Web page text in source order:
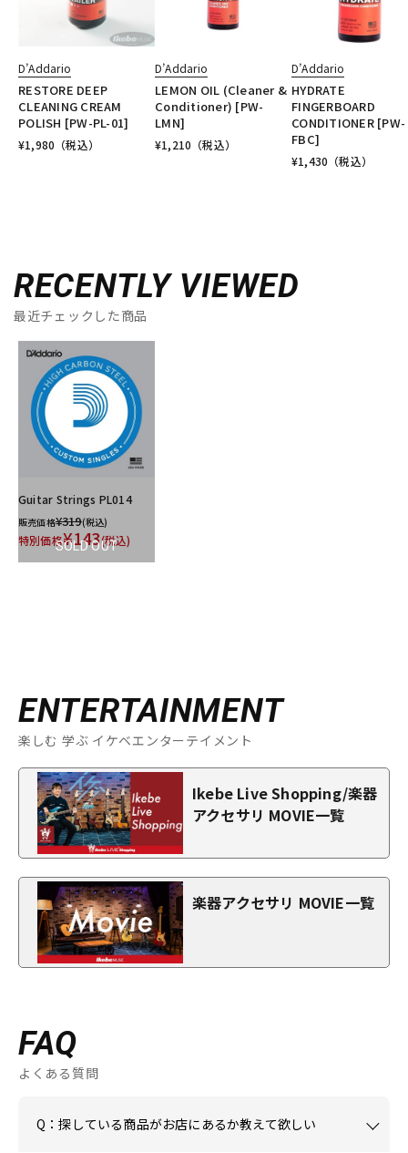
D’Addario
RESTORE DEEP
CLEANING CREAM
POLISH [PW-PL-01]
¥1,980 （税込）
D’Addario
LEMON OIL (Cleaner &
Conditioner) [PW-
LMN]
¥1,210 （税込）
D’Addario
HYDRATE
FINGERBOARD
CONDITIONER [PW-
FBC]
¥1,430 （税込）
RECENTLY VIEWED
最近チェックした商品
SOLD OUT
Guitar Strings PL014
販売価格¥319(税込)
特別価格¥143(税込)
ENTERTAINMENT
楽しむ 学ぶ イケベエンターテイメント
Ikebe Live Shopping/楽器
アクセサリ MOVIE一覧
楽器アクセサリ MOVIE一覧
FAQ
よくある質問
Q：探している商品がお店にあるか教えて欲しい